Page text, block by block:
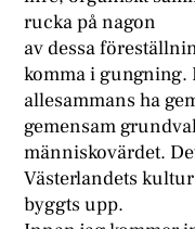
rucka på nagon
av dessa
komma i gungning.
allesammans ha
gemensam
människovärdet.
Västerlandets
byggts upp.